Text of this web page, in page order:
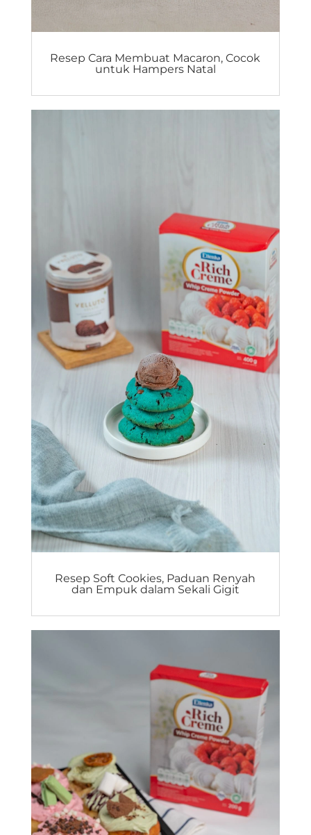
Resep Cara Membuat Macaron, Cocok
untuk Hampers Natal
Resep Soft Cookies, Paduan Renyah
dan Empuk dalam Sekali Gigit